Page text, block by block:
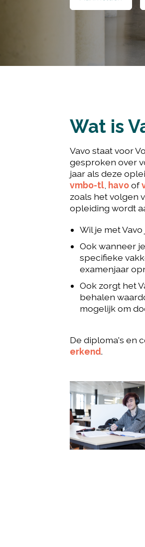
Wat is
Vavo staat voor
gesproken over
jaar als deze
vmbo-tl havoof
zoals het volgen
opleiding wordt
Wil je met
Ook wanneer
specifieke
examenjaar
Ook zorgt het
behalen
mogelijk om
De diploma's en
erkend.